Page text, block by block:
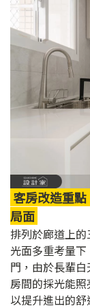
客房改造重
局面
排列於廊道上
光面多重考量
門，由於長輩
房間的採光能
以提升進出的